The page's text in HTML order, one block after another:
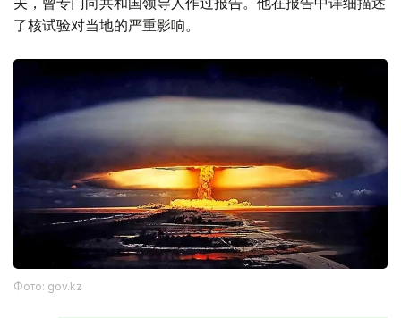
了核试验对当地的严重影响。
Фото: gov.kz